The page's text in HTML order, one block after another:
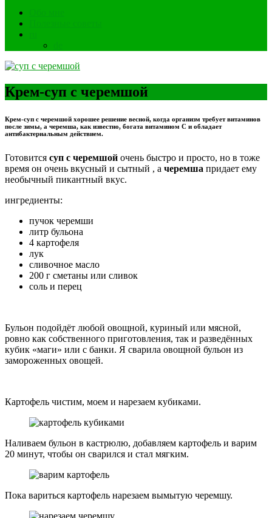
Крем-суп с черемшой
Крем-суп с черемшой хорошее решение весной, когда организм требует витаминов
после зимы, а черемша, как известно, богата витамином С и обладает
антибактериальным действием.
Готовится суп с черемшой очень быстро и просто, но в тоже
время он очень вкусный и сытный , а черемша придает ему
необычный пикантный вкус.
ингредиенты:
пучок черемши
литр бульона
4 картофеля
лук
сливочное масло
200 г сметаны или сливок
соль и перец
Бульон подойдёт любой овощной, куриный или мясной,
ровно как собственного приготовления, так и разведённых
кубик «маги» или с банки. Я сварила овощной бульон из
замороженных овощей.
Картофель чистим, моем и нарезаем кубиками.
Наливаем бульон в кастрюлю, добавляем картофель и варим
20 минут, чтобы он сварился и стал мягким.
Пока вариться картофель нарезаем вымытую черемшу.